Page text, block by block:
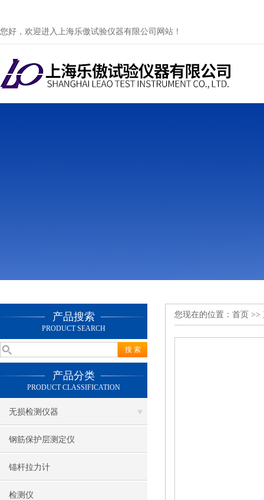
您好，欢迎进入上海乐傲试验仪器有限公司网站！
产品搜索
PRODUCT SEARCH
产品分类
PRODUCT CLASSIFICATION
无损检测仪器
钢筋保护层测定仪
锚杆拉力计
检测仪
您现在的位置： 首页 >>